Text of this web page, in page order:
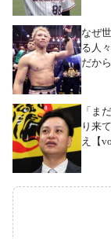
なぜ
る人
だか
「ま
り来
え【